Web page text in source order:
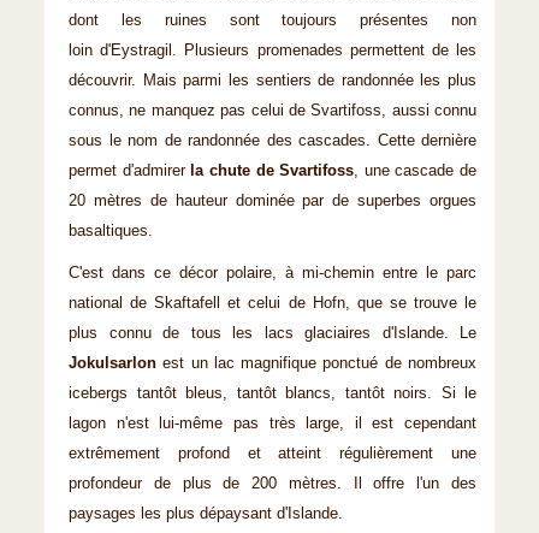
dont les ruines sont toujours présentes non
loin d'Eystragil. Plusieurs promenades permettent de les
découvrir. Mais parmi les sentiers de randonnée les plus
connus, ne manquez pas celui de Svartifoss, aussi connu
sous le nom de randonnée des cascades. Cette dernière
permet d'admirer la chute de Svartifoss , une cascade de
20 mètres de hauteur dominée par de superbes orgues
basaltiques.
C'est dans ce décor polaire, à mi-chemin entre le parc
national de Skaftafell et celui de Hofn, que se trouve le
plus connu de tous les lacs glaciaires d'Islande. Le
Jokulsarlon est un lac magnifique ponctué de nombreux
icebergs tantôt bleus, tantôt blancs, tantôt noirs. Si le
lagon n'est lui-même pas très large, il est cependant
extrêmement profond et atteint régulièrement une
profondeur de plus de 200 mètres. Il offre l'un des
paysages les plus dépaysant d'Islande.